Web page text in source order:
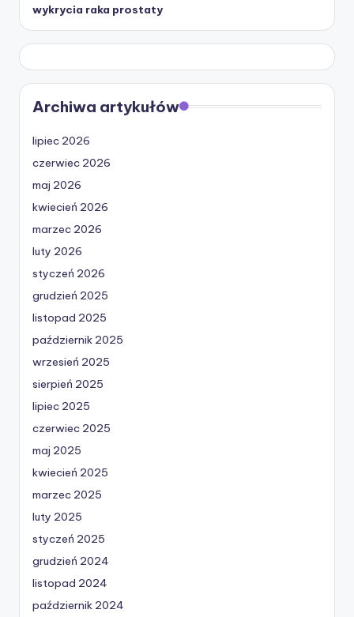
wykrycia raka prostaty
Archiwa artykułów
lipiec 2026
czerwiec 2026
maj 2026
kwiecień 2026
marzec 2026
luty 2026
styczeń 2026
grudzień 2025
listopad 2025
październik 2025
wrzesień 2025
sierpień 2025
lipiec 2025
czerwiec 2025
maj 2025
kwiecień 2025
marzec 2025
luty 2025
styczeń 2025
grudzień 2024
listopad 2024
październik 2024